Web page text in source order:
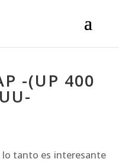
-(UP 400
lo tanto es interesante